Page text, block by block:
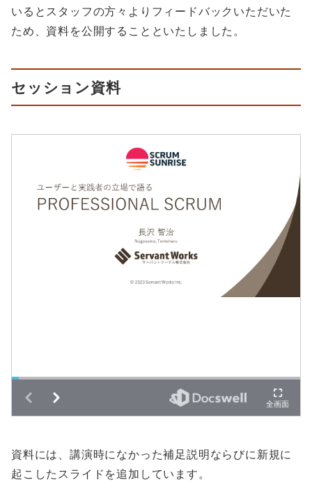
いるとスタッフの方々よりフィードバックいただいた
ため、資料を公開することといたしました。
セッション資料
資料には、講演時になかった補足説明ならびに新規に
起こしたスライドを追加しています。